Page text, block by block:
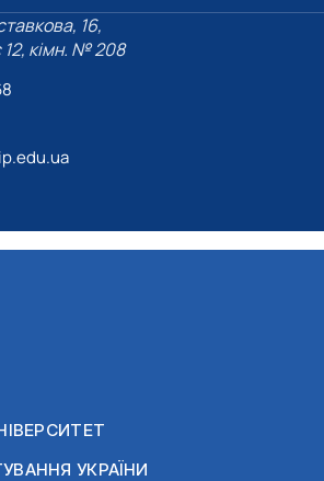
16,
кімн. № 208
УКРАЇНИ